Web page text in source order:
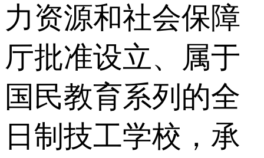
力资源和社会保障
厅批准设立、属于
国民教育系列的全
日制技工学校，承